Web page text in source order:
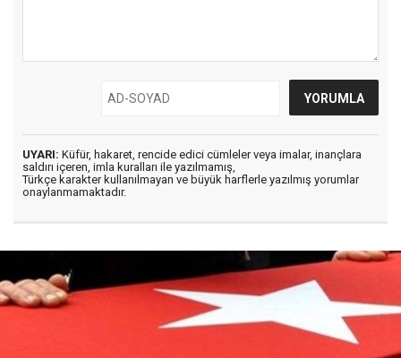
UYARI: Küfür, hakaret, rencide edici cümleler veya imalar, inançlara
saldırı içeren, imla kuralları ile yazılmamış,
Türkçe karakter kullanılmayan ve büyük harflerle yazılmış yorumlar
onaylanmamaktadır.